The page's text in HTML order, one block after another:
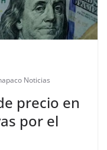
Noticias
precio en
por el